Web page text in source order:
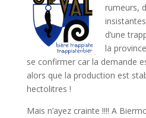
rumeurs,
d’une
la
se confirmer car la demande
alors que la production est
hectolitres !
Mais n’ayez crainte !!!! A